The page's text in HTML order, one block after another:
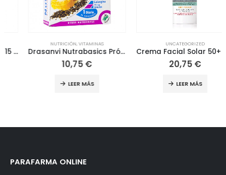
NUTRICIÓN,VITAMINAS
Drasanvi Nutrabasics Própolis 30 Cápsulas
10,75€
LEER MÁS
UNCATEGORIZED
Crema Facial Solar 50+ Toque Seco Color Oil Control 50ml
20,75€
LEER MÁS
PARAFARMA ONLINE